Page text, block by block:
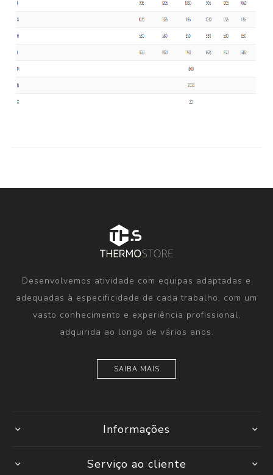
Desenvolvemos atividade com equipas adaptadas e
adequadas à especificidade de cada trabalho, com um
vasto conhecimento e experiência profissional,
adquirida ao longo de vários anos.
SAIBA MAIS
Informações
Serviço ao cliente